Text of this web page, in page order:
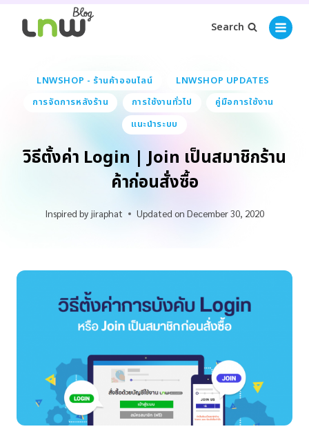
Search
LNWSHOP - ร้านค้าออนไลน์
LNWSHOP UPDATES
การจัดการหลังร้าน
การใช้งานทั่วไป
คู่มือการใช้งาน
แนะนำระบบ
วิธีตั้งค่า Login | Join เป็นสมาชิกร้าน
ค้าก่อนสั่งซื้อ
Inspired by jiraphat Updated on December 30, 2020